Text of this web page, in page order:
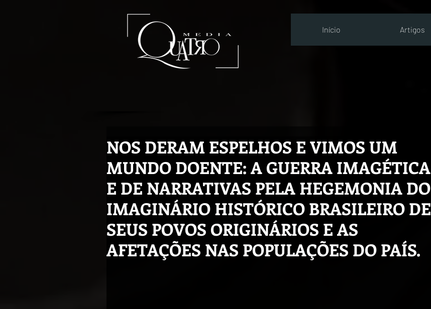
Início Artigos
NOS DERAM ESPELHOS E VIMOS UM
MUNDO DOENTE: A GUERRA IMAGÉTICA
E DE NARRATIVAS PELA HEGEMONIA DO
IMAGINÁRIO HISTÓRICO BRASILEIRO DE
SEUS POVOS ORIGINÁRIOS E AS
AFETAÇÕES NAS POPULAÇÕES DO PAÍS.